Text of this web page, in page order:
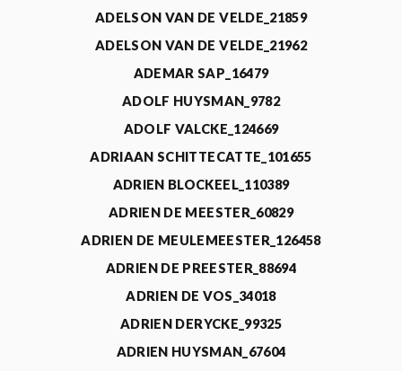
ADELSON VAN DE VELDE_21859
ADELSON VAN DE VELDE_21962
ADEMAR SAP_16479
ADOLF HUYSMAN_9782
ADOLF VALCKE_124669
ADRIAAN SCHITTECATTE_101655
ADRIEN BLOCKEEL_110389
ADRIEN DE MEESTER_60829
ADRIEN DE MEULEMEESTER_126458
ADRIEN DE PREESTER_88694
ADRIEN DE VOS_34018
ADRIEN DERYCKE_99325
ADRIEN HUYSMAN_67604